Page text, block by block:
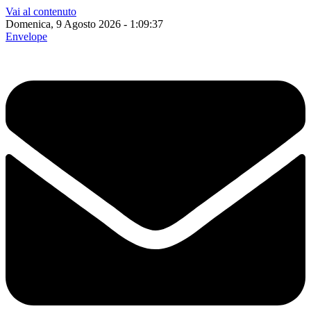
Vai al contenuto
Domenica, 9 Agosto 2026 - 1:09:38
Envelope